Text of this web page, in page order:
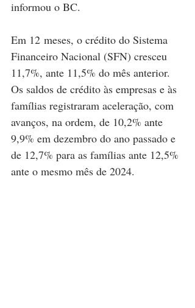
informou o BC.
Em 12 meses, o crédito do Sistema
Financeiro Nacional (SFN) cresceu
11,7%, ante 11,5% do mês anterior.
Os saldos de crédito às empresas e às
famílias registraram aceleração, com
avanços, na ordem, de 10,2% ante
9,9% em dezembro do ano passado e
de 12,7% para as famílias ante 12,5%
ante o mesmo mês de 2024.